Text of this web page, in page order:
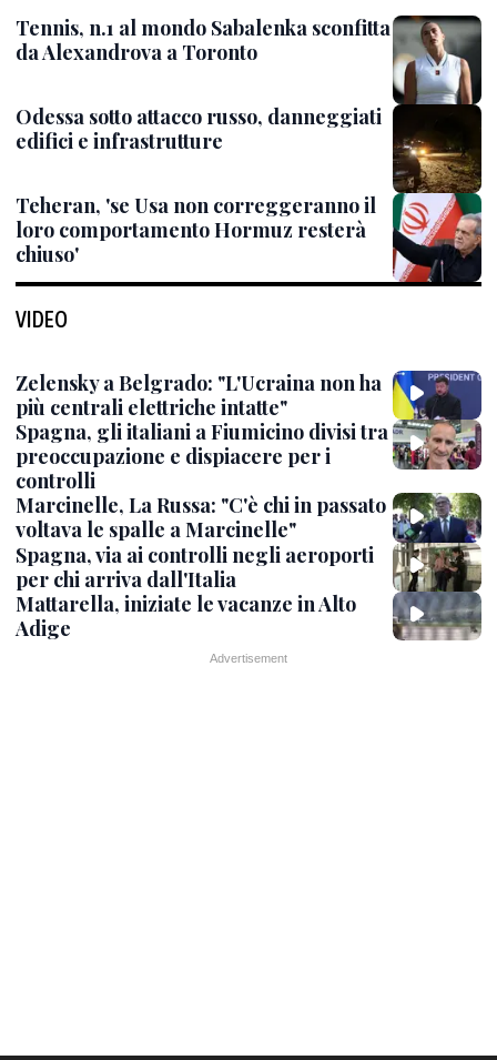
Tennis, n.1 al mondo Sabalenka sconfitta
da Alexandrova a Toronto
Odessa sotto attacco russo, danneggiati
edifici e infrastrutture
Teheran, 'se Usa non correggeranno il
loro comportamento Hormuz resterà
chiuso'
VIDEO
Zelensky a Belgrado: "L'Ucraina non ha
più centrali elettriche intatte"
Spagna, gli italiani a Fiumicino divisi tra
preoccupazione e dispiacere per i
controlli
Marcinelle, La Russa: "C'è chi in passato
voltava le spalle a Marcinelle"
Spagna, via ai controlli negli aeroporti
per chi arriva dall'Italia
Mattarella, iniziate le vacanze in Alto
Adige